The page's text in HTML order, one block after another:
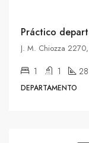
Práctico
J. M. Chiozza
1 1 28
DEPARTAMENTO